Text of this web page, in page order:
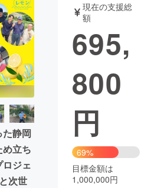
ガジェット
書籍・雑誌
チャレンジ
域活性化
Good
CAMPFIRE Creation
納税machi-ya コミュニティ
た静岡
立ち
ジェ
次世
現在の支援総
額
695,
800
円
69%
目標金額は
1,000,000円